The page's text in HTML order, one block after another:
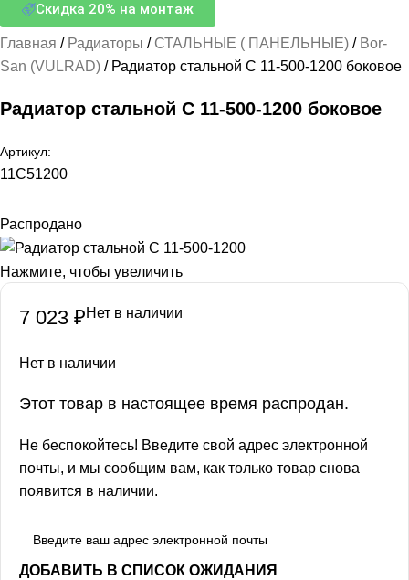
Скидка 20% на монтаж
Главная Радиаторы СТАЛЬНЫЕ ( ПАНЕЛЬНЫЕ)
Bor-
San (VULRAD)
Радиатор стальной С 11-500-1200 боковое
Радиатор стальной С 11-500-1200 боковое
Артикул:
11C51200
Распродано
Нажмите, чтобы увеличить
7 023 ₽Нет в наличии
Нет в наличии
Этот товар в настоящее время распродан.
Не беспокойтесь! Введите свой адрес электронной
почты, и мы сообщим вам, как только товар снова
появится в наличии.
ДОБАВИТЬ В СПИСОК ОЖИДАНИЯ